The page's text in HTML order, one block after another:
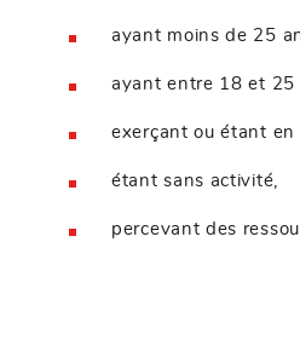
ayant moins de 25
ayant entre 18 et 25
exerçant ou étant
étant sans activité,
percevant des